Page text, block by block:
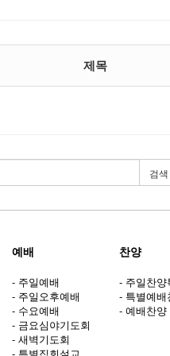
제목
검색
예배
- 주일예배
- 주일오후예배
- 수요예배
- 금요심야기도회
- 새벽기도회
찬양
- 주일찬양
- 특별예배
- 예배찬양